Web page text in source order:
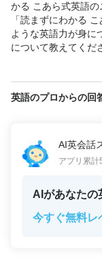
かる こあら式英語の
「読まずにわかる
ような英語力が身に
について教えてくだ
英語のプロからの回
AI英会話
アプリ累計
AIがあなたの
今すぐ無料レ